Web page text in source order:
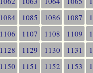
1084 1085 1086 1087
1106 1107 1108 1109
1128 1129 1130 1131
1150 1151 1152 1153